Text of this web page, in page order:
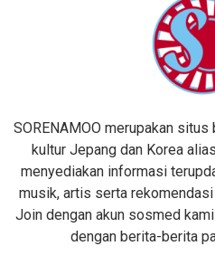
SORENAMOO merupakan
kultur Jepang dan Korea
menyediakan informasi
musik, artis serta rekomendasi
Join dengan akun sosmed
dengan berita-berita